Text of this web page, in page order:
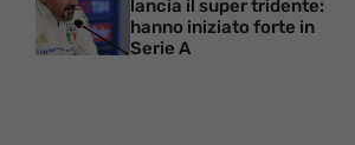
lancia il super tridente:
hanno iniziato forte in
Serie A